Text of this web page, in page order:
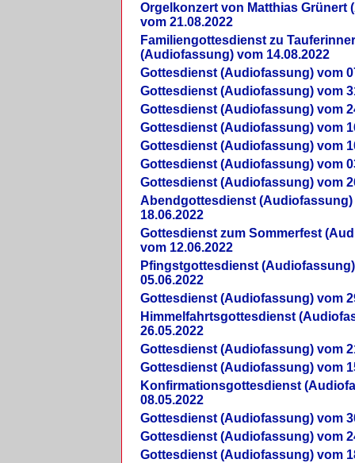
Orgelkonzert von Matthias Grünert
vom 21.08.2022
Familiengottesdienst zu
(Audiofassung) vom 14.08.2022
Gottesdienst (Audiofassung) vom
Gottesdienst (Audiofassung) vom
Gottesdienst (Audiofassung) vom
Gottesdienst (Audiofassung) vom
Gottesdienst (Audiofassung) vom
Gottesdienst (Audiofassung) vom
Gottesdienst (Audiofassung) vom
Abendgottesdienst (Audiofassung)
18.06.2022
Gottesdienst zum Sommerfest
vom 12.06.2022
Pfingstgottesdienst
05.06.2022
Gottesdienst (Audiofassung) vom
Himmelfahrtsgottesdienst
26.05.2022
Gottesdienst (Audiofassung) vom
Gottesdienst (Audiofassung) vom
Konfirmationsgottesdienst
08.05.2022
Gottesdienst (Audiofassung) vom
Gottesdienst (Audiofassung) vom
Gottesdienst (Audiofassung) vom